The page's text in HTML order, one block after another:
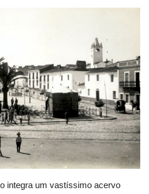
integra um vastíssimo acervo